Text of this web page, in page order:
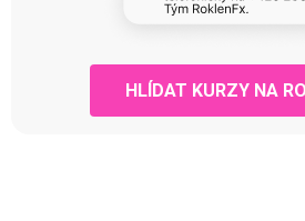
HLÍDAT KURZY NA